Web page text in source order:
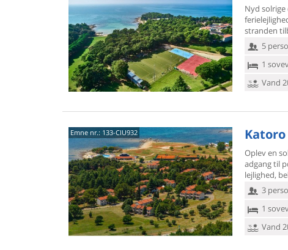
Nyd
stranden
5
1
Vand
Emne nr.: 133-CIU932 Katoro
Oplev en
adgang til
lejlighed,
3
1
Vand